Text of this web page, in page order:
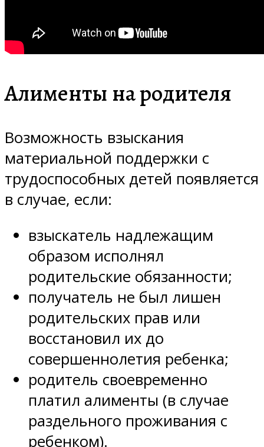
Алименты на родителя
Возможность взыскания
материальной поддержки с
трудоспособных детей появляется
в случае, если:
взыскатель надлежащим
образом исполнял
родительские обязанности;
получатель не был лишен
родительских прав или
восстановил их до
совершеннолетия ребенка;
родитель своевременно
платил алименты (в случае
раздельного проживания с
ребенком).